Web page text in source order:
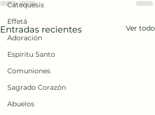
Catequesis
Effetá
Adoración
Espíritu Santo
Comuniones
Sagrado Corazón
Abuelos
Entradas recientes Ver todo